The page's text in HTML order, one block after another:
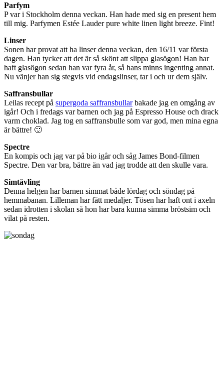
Parfym
P var i Stockholm denna veckan. Han hade med sig en present hem
till mig. Parfymen Estée Lauder pure white linen light breeze. Fint!
Linser
Sonen har provat att ha linser denna veckan, den 16/11 var första
dagen. Han tycker att det är så skönt att slippa glasögon! Han har
haft glasögon sedan han var fyra år, så hans minns ingenting annat.
Nu vänjer han sig stegvis vid endagslinser, tar i och ur dem själv.
Saffransbullar
Leilas recept på supergoda saffransbullarbakade jag en omgång av
igår! Och i fredags var barnen och jag på Espresso House och drack
varm choklad. Jag tog en saffransbulle som var god, men mina egna
är bättre! 🙂
Spectre
En kompis och jag var på bio igår och såg James Bond-filmen
Spectre. Den var bra, bättre än vad jag trodde att den skulle vara.
Simtävling
Denna helgen har barnen simmat både lördag och söndag på
hemmabanan. Lilleman har fått medaljer. Tösen har haft ont i axeln
sedan idrotten i skolan så hon har bara kunna simma bröstsim och
vilat på resten.